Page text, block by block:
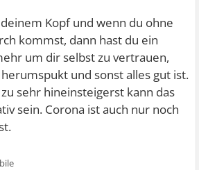
Kopf und wenn du ohne
kommst, dann hast du ein
um dir selbst zu vertrauen,
und sonst alles gut ist.
sehr hineinsteigerst kann das
sein. Corona ist auch nur noch